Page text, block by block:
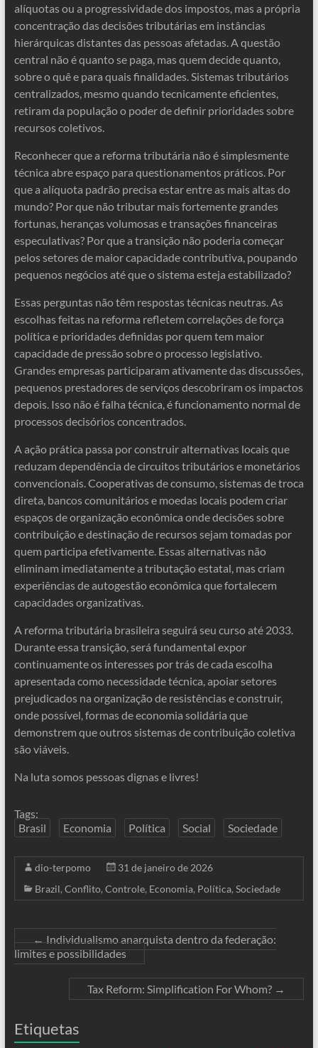
alíquotas ou a progressividade dos impostos, mas a própria
concentração das decisões tributárias em instâncias
hierárquicas distantes das pessoas afetadas. A questão
central não é quanto se paga, mas quem decide quanto,
sobre o quê e para quais finalidades. Sistemas tributários
centralizados, mesmo quando tecnicamente eficientes,
retiram da população o poder de definir prioridades sobre
recursos coletivos.
Reconhecer que a reforma tributária não é simplesmente
técnica abre espaço para questionamentos práticos. Por
que a alíquota padrão precisa estar entre as mais altas do
mundo? Por que não tributar mais fortemente grandes
fortunas, heranças volumosas e transações financeiras
especulativas? Por que a transição não poderia começar
pelos setores de maior capacidade contributiva, poupando
pequenos negócios até que o sistema esteja estabilizado?
Essas perguntas não têm respostas técnicas neutras. As
escolhas feitas na reforma refletem correlações de força
política e prioridades definidas por quem tem maior
capacidade de pressão sobre o processo legislativo.
Grandes empresas participaram ativamente das discussões,
pequenos prestadores de serviços descobriram os impactos
depois. Isso não é falha técnica, é funcionamento normal de
processos decisórios concentrados.
A ação prática passa por construir alternativas locais que
reduzam dependência de circuitos tributários e monetários
convencionais. Cooperativas de consumo, sistemas de troca
direta, bancos comunitários e moedas locais podem criar
espaços de organização econômica onde decisões sobre
contribuição e destinação de recursos sejam tomadas por
quem participa efetivamente. Essas alternativas não
eliminam imediatamente a tributação estatal, mas criam
experiências de autogestão econômica que fortalecem
capacidades organizativas.
A reforma tributária brasileira seguirá seu curso até 2033.
Durante essa transição, será fundamental expor
continuamente os interesses por trás de cada escolha
apresentada como necessidade técnica, apoiar setores
prejudicados na organização de resistências e construir,
onde possível, formas de economia solidária que
demonstrem que outros sistemas de contribuição coletiva
são viáveis.
Na luta somos pessoas dignas e livres!
Tags:
Brasil
Economia Política Social Sociedade
dio-terpomo
31 de janeiro de 2026
Brazil, Conflito, Controle, Economia, Política, Sociedade
← Individualismo anarquista dentro da federação:
limites e possibilidades
Tax Reform: Simplification For Whom? →
Etiquetas